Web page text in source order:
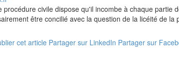
procédure civile dispose qu'il incombe à chaque
être concilié avec la question de la licéité de
cet article Partager sur LinkedIn Partager sur